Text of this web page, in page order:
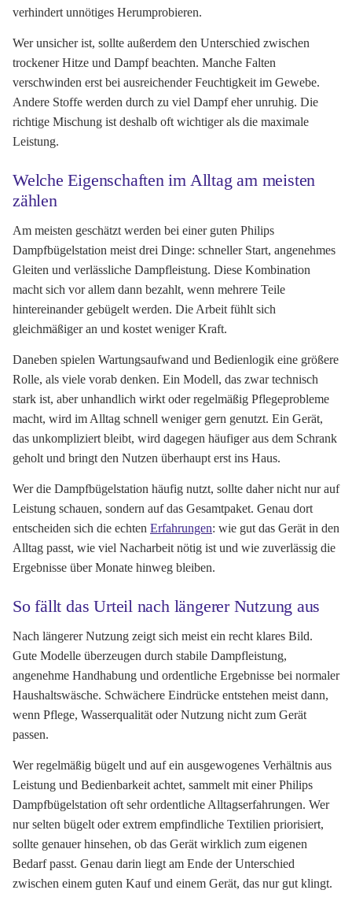
verhindert unnötiges Herumprobieren.
Wer unsicher ist, sollte außerdem den Unterschied zwischen
trockener Hitze und Dampf beachten. Manche Falten
verschwinden erst bei ausreichender Feuchtigkeit im Gewebe.
Andere Stoffe werden durch zu viel Dampf eher unruhig. Die
richtige Mischung ist deshalb oft wichtiger als die maximale
Leistung.
Welche Eigenschaften im Alltag am meisten
zählen
Am meisten geschätzt werden bei einer guten Philips
Dampfbügelstation meist drei Dinge: schneller Start, angenehmes
Gleiten und verlässliche Dampfleistung. Diese Kombination
macht sich vor allem dann bezahlt, wenn mehrere Teile
hintereinander gebügelt werden. Die Arbeit fühlt sich
gleichmäßiger an und kostet weniger Kraft.
Daneben spielen Wartungsaufwand und Bedienlogik eine größere
Rolle, als viele vorab denken. Ein Modell, das zwar technisch
stark ist, aber unhandlich wirkt oder regelmäßig Pflegeprobleme
macht, wird im Alltag schnell weniger gern genutzt. Ein Gerät,
das unkompliziert bleibt, wird dagegen häufiger aus dem Schrank
geholt und bringt den Nutzen überhaupt erst ins Haus.
Wer die Dampfbügelstation häufig nutzt, sollte daher nicht nur auf
Leistung schauen, sondern auf das Gesamtpaket. Genau dort
entscheiden sich die echten Erfahrungen: wie gut das Gerät in den
Alltag passt, wie viel Nacharbeit nötig ist und wie zuverlässig die
Ergebnisse über Monate hinweg bleiben.
So fällt das Urteil nach längerer Nutzung aus
Nach längerer Nutzung zeigt sich meist ein recht klares Bild.
Gute Modelle überzeugen durch stabile Dampfleistung,
angenehme Handhabung und ordentliche Ergebnisse bei normaler
Haushaltswäsche. Schwächere Eindrücke entstehen meist dann,
wenn Pflege, Wasserqualität oder Nutzung nicht zum Gerät
passen.
Wer regelmäßig bügelt und auf ein ausgewogenes Verhältnis aus
Leistung und Bedienbarkeit achtet, sammelt mit einer Philips
Dampfbügelstation oft sehr ordentliche Alltagserfahrungen. Wer
nur selten bügelt oder extrem empfindliche Textilien priorisiert,
sollte genauer hinsehen, ob das Gerät wirklich zum eigenen
Bedarf passt. Genau darin liegt am Ende der Unterschied
zwischen einem guten Kauf und einem Gerät, das nur gut klingt.